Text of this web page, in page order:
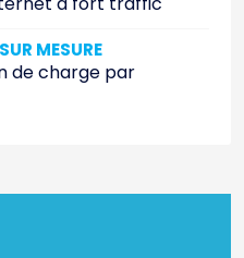
MESURE
de charge par